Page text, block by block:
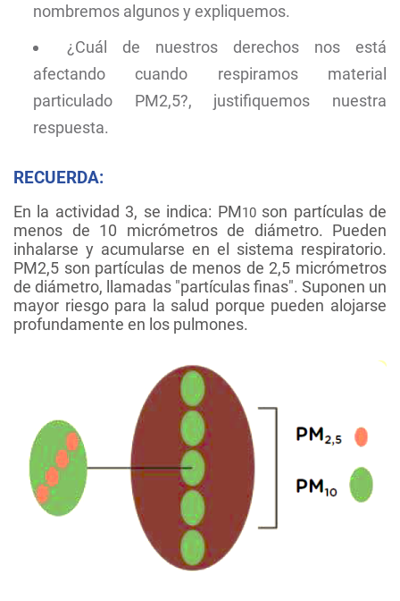
nombremos algunos y expliquemos.
¿Cuál de nuestros derechos nos está
afectando cuando respiramos material
particulado PM2,5?, justifiquemos nuestra
respuesta.
RECUERDA:
En la actividad 3, se indica: PM10son partículas de
menos de 10 micrómetros de diámetro. Pueden
inhalarse y acumularse en el sistema respiratorio.
PM2,5 son partículas de menos de 2,5 micrómetros
de diámetro, llamadas "partículas finas". Suponen un
mayor riesgo para la salud porque pueden alojarse
profundamente en los pulmones.